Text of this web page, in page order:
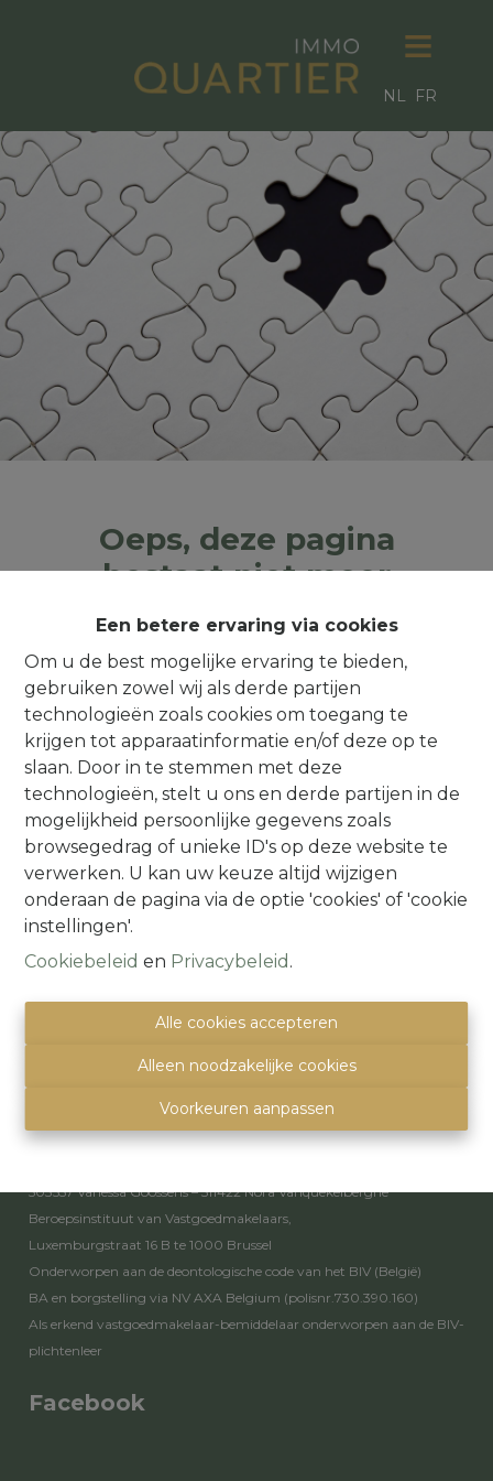
Een betere ervaring via cookies
Om u de best mogelijke ervaring te bieden,
gebruiken zowel wij als derde partijen
technologieën zoals cookies om toegang te
krijgen tot apparaatinformatie en/of deze op te
slaan. Door in te stemmen met deze
technologieën, stelt u ons en derde partijen in de
mogelijkheid persoonlijke gegevens zoals
browsegedrag of unieke ID's op deze website te
verwerken. U kan uw keuze altijd wijzigen
onderaan de pagina via de optie 'cookies' of 'cookie
instellingen'.
Cookiebeleid en Privacybeleid .
Alle cookies accepteren
Alleen noodzakelijke cookies
Voorkeuren aanpassen
NL FR
Oeps, deze pagina
bestaat niet meer
Te koop Te huur
Contact
Alsembergsesteenweg 259
1501 Halle (Buizingen)
(Parking naast de deur)
Privacy statement
Toezichthoudende autoriteit
503557 Vanessa Goossens – 511422 Nora Vanquekelberghe
Beroepsinstituut van Vastgoedmakelaars,
Luxemburgstraat 16 B te 1000 Brussel
Onderworpen aan de deontologische code van het BIV (België)
BA en borgstelling via NV AXA Belgium (polisnr.730.390.160)
Als erkend vastgoedmakelaar-bemiddelaar onderworpen aan de BIV-
plichtenleer
Facebook